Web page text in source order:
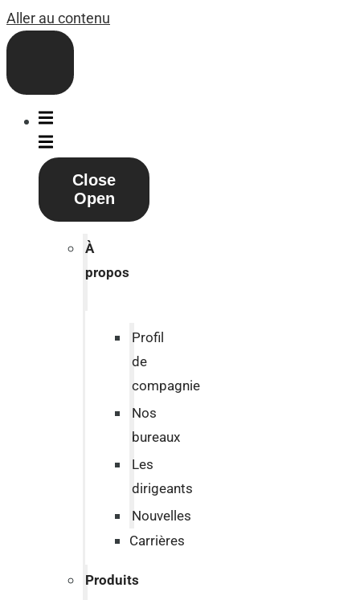
Aller au contenu
Close
Open
À
propos
Profil
de
compagnie
Nos
bureaux
Les
dirigeants
Nouvelles
Carrières
Produits